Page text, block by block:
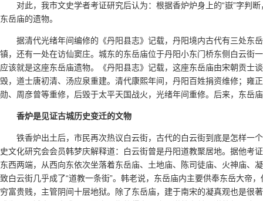
对此，我市文史学者考证研究后认为：根据香炉炉身上的“嶽”字判
东岳庙的遗物。
据清代光绪年间编修的《丹阳县志》记载，丹阳境内古代有三处东
镇，还有一处在访仙窦庄。城东的东岳庙位于丹阳小东门桥东侧白云街
应该就是这座东岳庙遗物。《丹阳县志》记载，这座东岳庙由宋朝贡士
毁，道士唐初清、汤应泉重建。清代康熙年间，丹阳百姓捐资维修；雍
勋、周彦曾等重修，后毁于太平天国战火，光绪年间重修。后来，东岳
香炉是见证古城历史变迁的文物
铁香炉出土后，市民再次热议白云街，古代的白云街到底是怎样一
史文化研究会会员韩梦庆解释道：白云街曾是丹阳道教聚居地。据他考
东西两端，从西向东依次坐落着东岳庙、土地庙、陈司徒庙、火神庙、
致白云街几乎成了“道教一条街”。韩老说，东岳庙内主要供奉东岳大帝
穷富贵贱，主管阴间十层地狱。除了东岳庙，建于南宋的凝真观也是很